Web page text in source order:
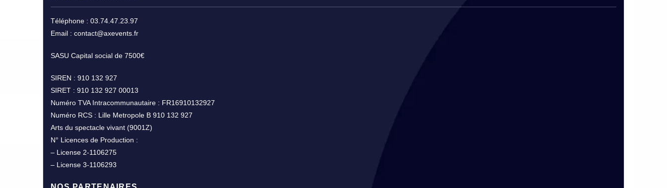
Téléphone : 03.74.47.23.97
Email : contact@axevents.fr
SASU Capital social de 7500€
SIREN : 910 132 927
SIRET : 910 132 927 00013
Numéro TVA Intracommunautaire : FR16910132927
Numéro RCS : Lille Metropole B 910 132 927
Arts du spectacle vivant (9001Z)
N° Licences de Production :
– License 2-1106275
– License 3-1106293